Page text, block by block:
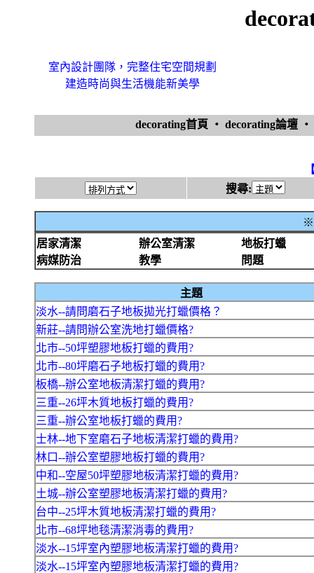
室內設計團隊，完整住宅空間規劃
建造時尚與生活機能新美學
decorating首頁 ‧ decorating論壇 ‧
搜尋:
※
居家清潔
辦公室清潔
地板打蠟
病媒防治
教學 問題
主題
淡水--請問磨石子地板拋光打蠟價格？
新莊--請問辦公室洗地打蠟價格?
北市--50坪塑膠地板打蠟的費用?
北市--80坪磨石子地板打蠟的費用?
板橋--辦公室地板清潔打蠟的費用?
三重--26坪木質地板打蠟的費用?
三重--辦公室地板打蠟的費用?
士林--地下室磨石子地板清潔打蠟的費用?
林口--辦公室塑膠地板打蠟的費用?
中和--空屋50坪塑膠地板清潔打蠟的費用?
土城--辦公室塑膠地板清潔打蠟的費用?
台中--25坪木質地板清潔打蠟的費用?
北市--68坪地毯清潔消毒的費用?
淡水--15坪室內塑膠地板清潔打蠟的費用?
淡水--15坪室內塑膠地板清潔打蠟的費用?